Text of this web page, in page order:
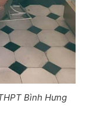
Bình Hưng